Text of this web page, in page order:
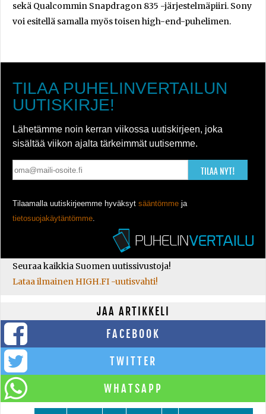
sekä Qualcommin Snapdragon 835 -järjestelmäpiiri. Sony
voi esitellä samalla myös toisen high-end-puhelimen.
TILAA PUHELINVERTAILUN
UUTISKIRJE!
Lähetämme noin kerran viikossa uutiskirjeen, joka
sisältää viikon ajalta tärkeimmät uutisemme.
TILAA NYT!
Tilaamalla uutiskirjeemme hyväksyt sääntömme ja
tietosuojakäytäntömme.
Seuraa kaikkia Suomen uutissivustoja!
Lataa ilmainen HIGH.FI -uutisvahti!
JAA ARTIKKELI
FACEBOOK
TWITTER
WHATSAPP